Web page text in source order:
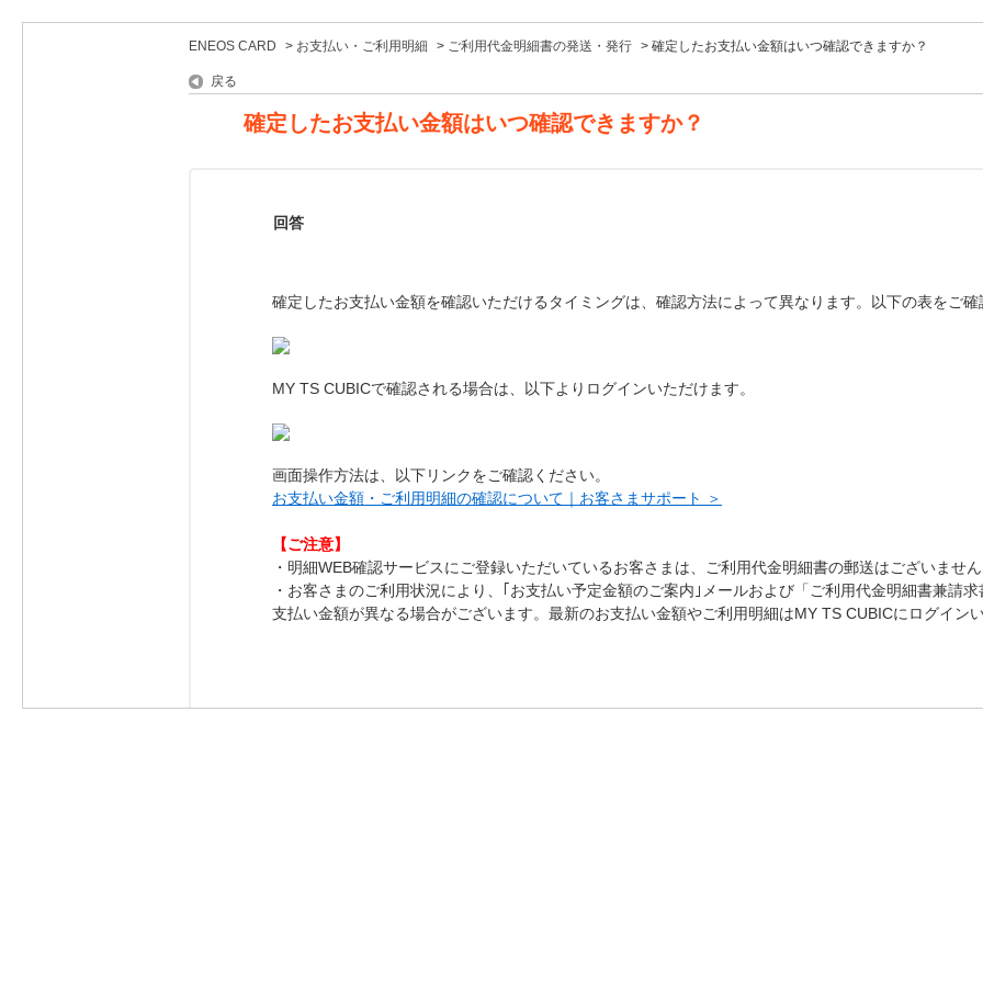
ENEOS CARD > お支払い・ご利用明細 > ご利用代金明細書の発送・発行 > 確定したお支払い金額はいつ確認できますか？
戻る
確定したお支払い金額はいつ確認できますか？
回答
確定したお支払い金額を確認いただけるタイミングは、確認方法によって異なります。以下の表をご確
​​​​​MY TS CUBICで確認される場合は、以下よりログインいただけます。
画面操作方法は、以下リンクをご確認ください。
お支払い金額・ご利用明細の確認について｜お客さまサポート ＞
​​​​【ご注意】
・明細WEB確認サービスにご登録いただいているお客さまは、ご利用代金明細書の郵送はございません
・お客さまのご利用状況により、｢お支払い予定金額のご案内｣メールおよび「ご利用代金明細書兼請
支払い金額が異なる場合がございます。最新のお支払い金額やご利用明細はMY TS CUBICにログイン